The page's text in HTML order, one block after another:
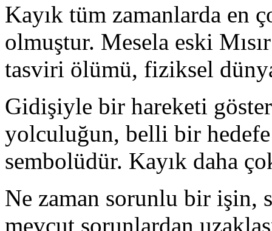
Kayık tüm zamanlarda en
olmuştur. Mesela eski
tasviri ölümü, fiziksel
Gidişiyle bir hareketi
yolculuğun, belli bir hedefe
sembolüdür. Kayık daha
Ne zaman sorunlu bir işin,
mevcut sorunlardan